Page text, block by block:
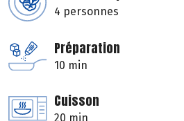
4 personnes
Préparation
10 min
Cuisson
20 min